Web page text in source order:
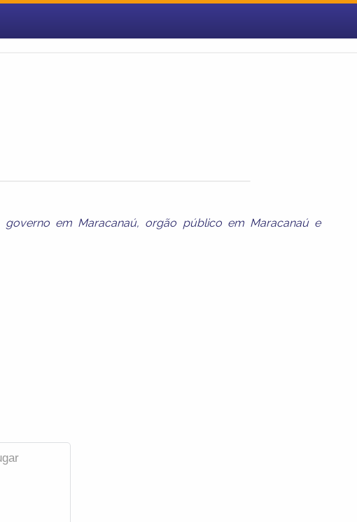
governo em Maracanaú, orgão público em Maracanaúe